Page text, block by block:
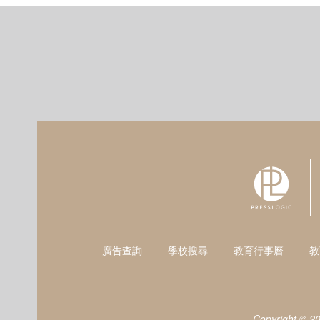
廣告查詢 學校搜尋 教育行事曆